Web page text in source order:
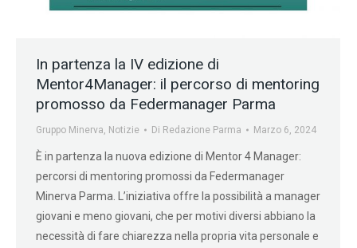
In partenza la IV edizione di
Mentor4Manager: il percorso di mentoring
promosso da Federmanager Parma
Gruppo Minerva, Notizie Di Redazione Parma Marzo 6, 2024
È in partenza la nuova edizione di Mentor 4 Manager:
percorsi di mentoring promossi da Federmanager
Minerva Parma. L’iniziativa offre la possibilità a manager
giovani e meno giovani, che per motivi diversi abbiano la
necessità di fare chiarezza nella propria vita personale e